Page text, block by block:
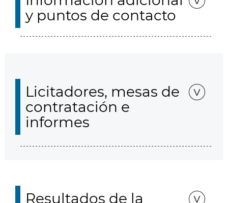
y puntos de contacto
Licitadores, mesas de
contratación e
informes
Resultados de la